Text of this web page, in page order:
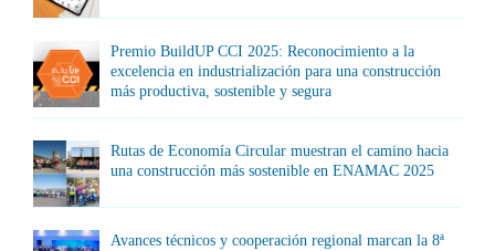
Premio BuildUP CCI 2025: Reconocimiento a la
excelencia en industrialización para una construcción
más productiva, sostenible y segura
Rutas de Economía Circular muestran el camino hacia
una construcción más sostenible en ENAMAC 2025
Avances técnicos y cooperación regional marcan la 8ª